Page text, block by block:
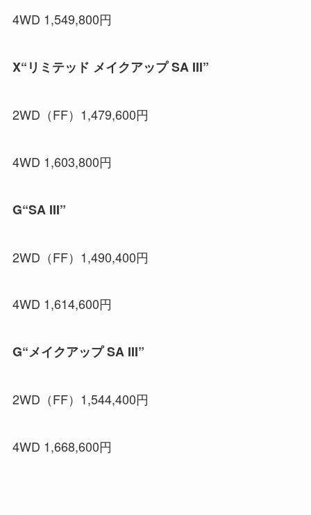
4WD 1,549,800円
X“リミテッド メイクアップ SA III”
2WD（FF）1,479,600円
4WD 1,603,800円
G“SA III”
2WD（FF）1,490,400円
4WD 1,614,600円
G“メイクアップ SA III”
2WD（FF）1,544,400円
4WD 1,668,600円